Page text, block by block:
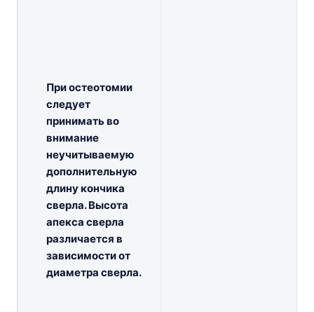
При остеотомии
следует
принимать во
внимание
неучитываемую
дополнительную
длину кончика
сверла. Высота
апекса сверла
различается в
зависимости от
диаметра сверла.